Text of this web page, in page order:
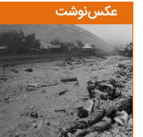
عکس‌نوشت